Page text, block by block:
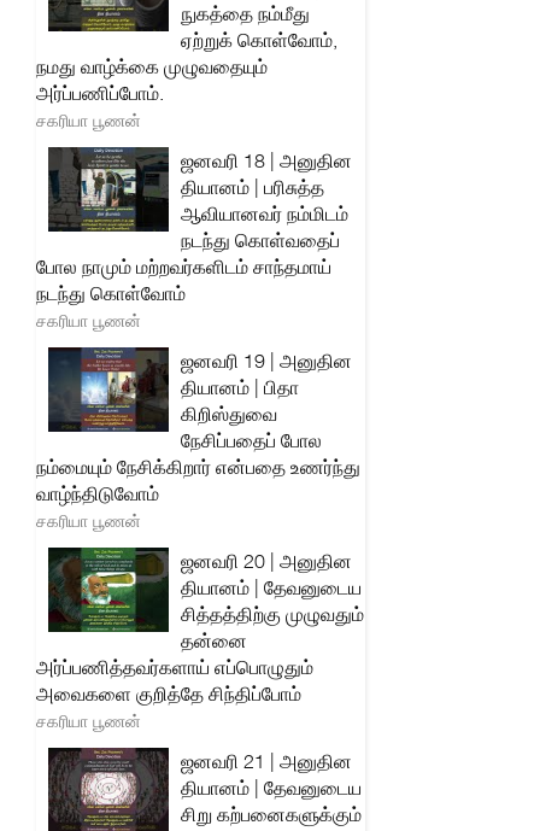
நுகத்தை நம்மீது
ஏற்றுக் கொள்வோம்,
நமது வாழ்க்கை முழுவதையும்
அர்ப்பணிப்போம்.
சகரியா பூணன்
ஜனவரி 18 | அனுதின
தியானம் | பரிசுத்த
ஆவியானவர் நம்மிடம்
நடந்து கொள்வதைப்
போல நாமும் மற்றவர்களிடம் சாந்தமாய்
நடந்து கொள்வோம்
சகரியா பூணன்
ஜனவரி 19 | அனுதின
தியானம் | பிதா
கிறிஸ்துவை
நேசிப்பதைப் போல
நம்மையும் நேசிக்கிறார் என்பதை உணர்ந்து
வாழ்ந்திடுவோம்
சகரியா பூணன்
ஜனவரி 20 | அனுதின
தியானம் | தேவனுடைய
சித்தத்திற்கு முழுவதும்
தன்னை
அர்ப்பணித்தவர்களாய் எப்பொழுதும்
அவைகளை குறித்தே சிந்திப்போம்
சகரியா பூணன்
ஜனவரி 21 | அனுதின
தியானம் | தேவனுடைய
சிறு கற்பனைகளுக்கும்